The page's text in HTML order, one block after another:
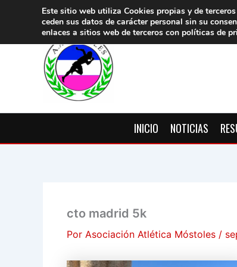
contenido
INICIO NOTICIAS
cto madrid 5k
Por Asociación Atlética Móstoles /
Este sitio web utiliza Cookies propias y de
ceden sus datos de carácter personal sin su
enlaces a sitios web de terceros con políticas de